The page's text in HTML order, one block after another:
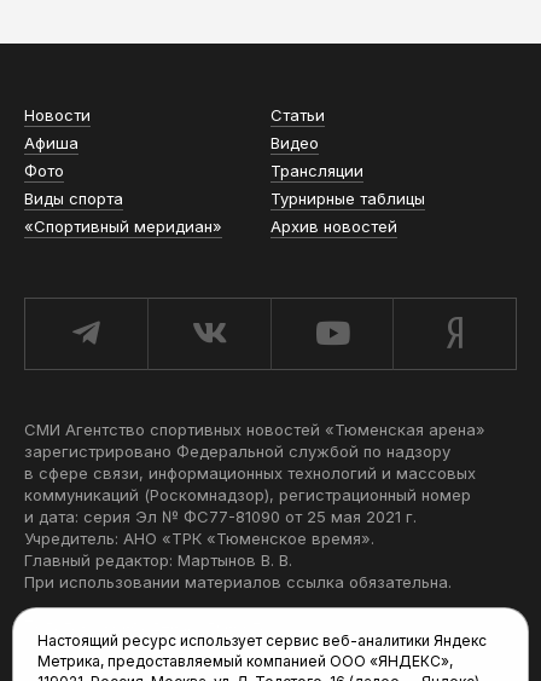
Новости
Статьи
Афиша
Видео
Фото
Трансляции
Виды спорта
Турнирные таблицы
«Спортивный меридиан»
Архив новостей
СМИ Агентство спортивных новостей «Тюменская арена»
зарегистрировано Федеральной службой по надзору
в сфере связи, информационных технологий и массовых
коммуникаций (Роскомнадзор), регистрационный номер
и дата: серия Эл № ФС77-81090 от 25 мая 2021 г.
Учредитель: АНО «ТРК «Тюменское время».
Главный редактор: Мартынов В. В.
При использовании материалов ссылка обязательна.
Редакция:
Настоящий ресурс использует сервис веб-аналитики Яндекс
Метрика, предоставляемый компанией ООО «ЯНДЕКС»,